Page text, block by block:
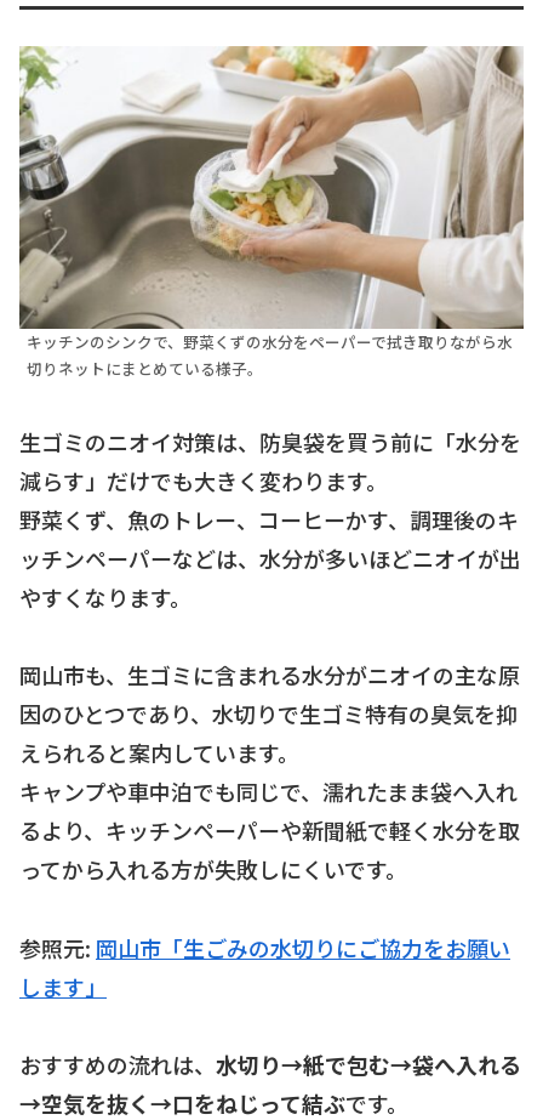
キッチンのシンクで、野菜くずの水分をペーパーで拭き取りながら水
切りネットにまとめている様子。
生ゴミのニオイ対策は、防臭袋を買う前に「水分を
減らす」だけでも大きく変わります。
野菜くず、魚のトレー、コーヒーかす、調理後のキ
ッチンペーパーなどは、水分が多いほどニオイが出
やすくなります。
岡山市も、生ゴミに含まれる水分がニオイの主な原
因のひとつであり、水切りで生ゴミ特有の臭気を抑
えられると案内しています。
キャンプや車中泊でも同じで、濡れたまま袋へ入れ
るより、キッチンペーパーや新聞紙で軽く水分を取
ってから入れる方が失敗しにくいです。
参照元: 岡山市「生ごみの水切りにご協力をお願い
します」
おすすめの流れは、 水切り→紙で包む→袋へ入れる
→空気を抜く→口をねじって結ぶです。